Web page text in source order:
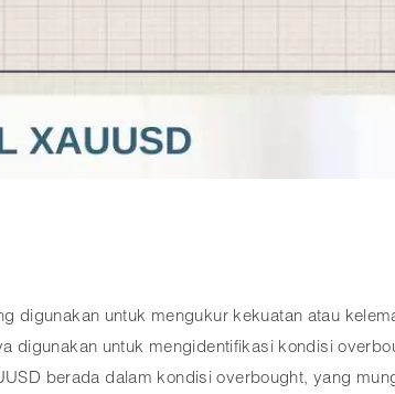
digunakan untuk mengukur kekuatan atau
digunakan untuk mengidentifikasi kondisi
berada dalam kondisi overbought, yang